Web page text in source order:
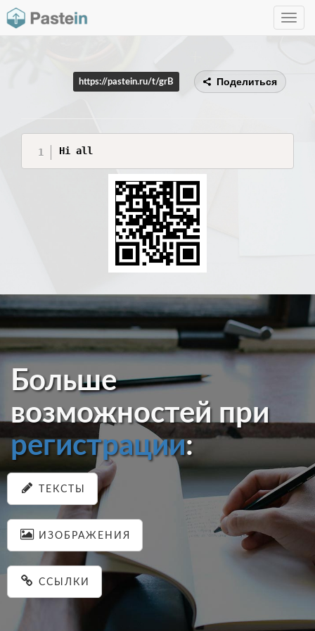
Toggle
https://pastein.ru/t/grB Поделиться
Hi all
Больше
возможностей при
регистрации:
ТЕКСТЫ
ИЗОБРАЖЕНИЯ
ССЫЛКИ